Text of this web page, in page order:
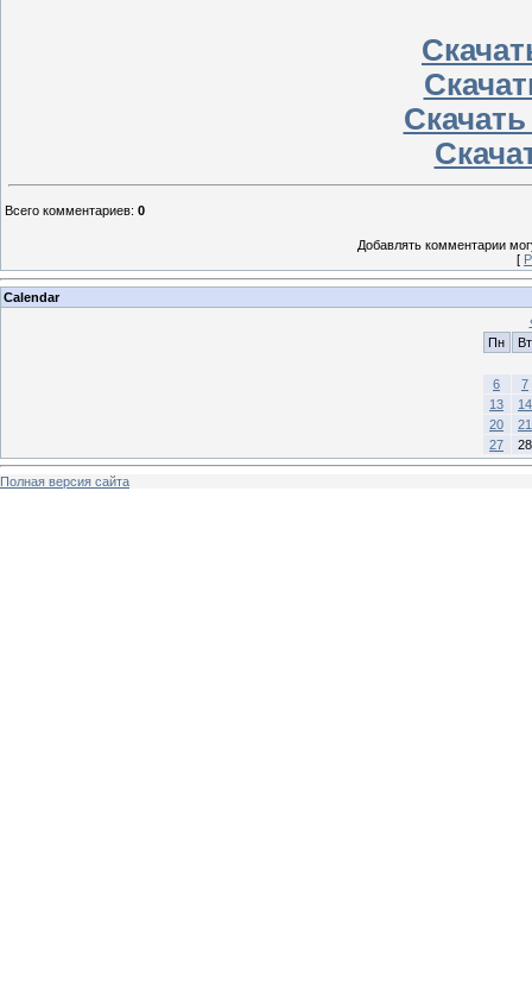
Всего комментариев: 0
Добавлять комментарии
[
Calendar
Пн
Вт
6
7
13
14
20
21
27
28
Полная версия сайта